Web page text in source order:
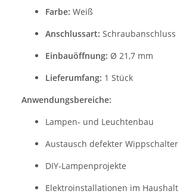
Farbe: Weiß
Anschlussart: Schraubanschluss
Einbauöffnung: Ø 21,7 mm
Lieferumfang: 1 Stück
Anwendungsbereiche:
Lampen- und Leuchtenbau
Austausch defekter Wippschalter
DIY-Lampenprojekte
Elektroinstallationen im